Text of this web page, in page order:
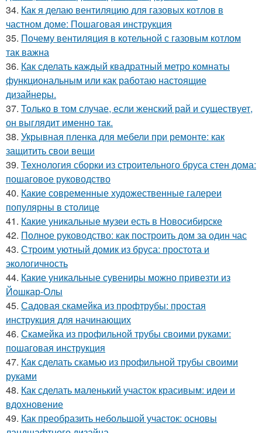
34. Как я делаю вентиляцию для газовых котлов в
частном доме: Пошаговая инструкция
35. Почему вентиляция в котельной с газовым котлом
так важна
36. Как сделать каждый квадратный метро комнаты
функциональным или как работаю настоящие
дизайнеры.
37. Только в том случае, если женский рай и существует,
он выглядит именно так.
38. Укрывная пленка для мебели при ремонте: как
защитить свои вещи
39. Технология сборки из строительного бруса стен дома:
пошаговое руководство
40. Какие современные художественные галереи
популярны в столице
41. Какие уникальные музеи есть в Новосибирске
42. Полное руководство: как построить дом за один час
43. Строим уютный домик из бруса: простота и
экологичность
44. Какие уникальные сувениры можно привезти из
Йошкар-Олы
45. Садовая скамейка из профтрубы: простая
инструкция для начинающих
46. Скамейка из профильной трубы своими руками:
пошаговая инструкция
47. Как сделать скамью из профильной трубы своими
руками
48. Как сделать маленький участок красивым: идеи и
вдохновение
49. Как преобразить небольшой участок: основы